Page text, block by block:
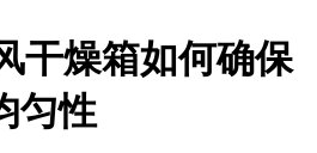
干燥箱如何确保
匀性